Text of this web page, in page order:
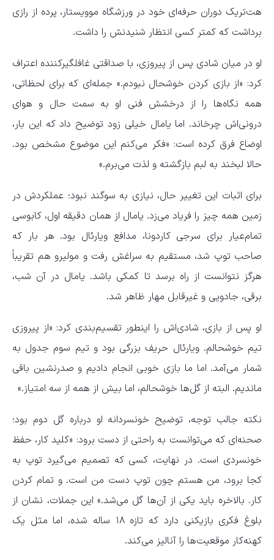
هت‌تریک دوران حرفه‌ای خود در ورزشگاه موویستار، پرده از رازی
برداشت که کمتر کسی انتظار شنیدنش را داشت.
او در میان شادی پس از پیروزی، با صداقتی غافلگیرکننده اعتراف
کرد: «از بازی کردن خوشحال نبودم.» جمله‌ای که برای لحظاتی،
همه نگاه‌ها را از درخشش فنی او به سمت حال و هوای
درونی‌اش چرخاند. اما یامال خیلی زود توضیح داد که این بار،
اوضاع فرق کرده است: «فکر می‌کنم این موضوع مشخص بود.
حالا لبخند به لبم بازگشته و لذت می‌برم.»
برای اثبات این تغییر حال، نیازی به سوگند نبود؛ عملکردش در
زمین همه چیز را فریاد می‌زد. یامال از همان دقیقه اول، کابوسی
تمام‌عیار برای سرجی کاردونا، مدافع ویارئال بود. هر بار که
صاحب توپ شد، مستقیم به سراغش رفت و مولیرو هم تقریباً
هرگز نتوانست از راه برسد تا کمکی باشد. یامال در آن شب،
برقی، جادویی و غیرقابل مهار ظاهر شد.
او پس از بازی، شادی‌اش را اینطور تقسیم‌بندی کرد: «از پیروزی
تیم خوشحالم. ویارئال حریف بزرگی بود و تیم سوم جدول به
شمار می‌آمد. اما ما بازی خوبی انجام دادیم و صدرنشین باقی
ماندیم. البته از گل‌ها خوشحالم، اما بیش از همه از سه امتیاز.»
نکته جالب توجه، توضیح خونسردانه او درباره گل دوم بود؛
صحنه‌ای که می‌توانست به راحتی از دست برود: «کلید کار، حفظ
خونسردی است. در نهایت، کسی که تصمیم می‌گیرد توپ به
کجا برود، من هستم چون توپ دست من است. و تمام کردن
کار. بالاخره باید یکی از آن‌ها گل می‌شد.» این جملات، نشان از
بلوغ فکری بازیکنی دارد که تازه ۱۸ ساله شده، اما مثل یک
کهنه‌کار موقعیت‌ها را آنالیز می‌کند.